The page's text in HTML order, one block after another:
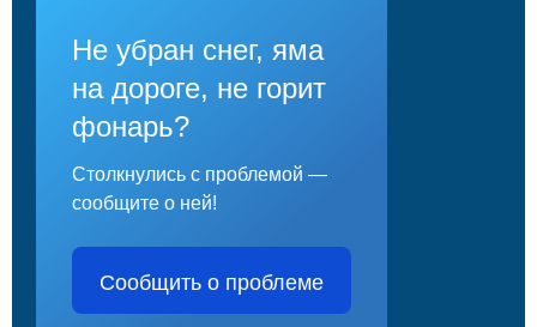
Не убран снег, яма
на дороге, не горит
фонарь?
Столкнулись с проблемой —
сообщите о ней!
Сообщить о проблеме